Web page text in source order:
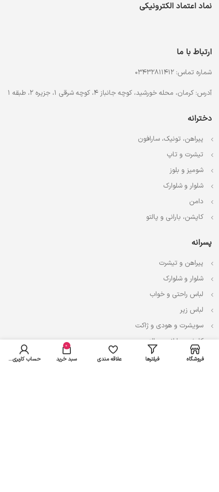
نماد اعتماد الکترونیکی
ارتباط با ما
شماره تماس: 03432811412
آدرس: کرمان، محله خورشید، کوچه جانباز 4، کوچه شرقی 1، جزیره 2، طبقه 1
دخترانه
پیراهن، تونیک، سارافون
تیشرت و تاپ
شومیز و بلوز
شلوار و شلوارک
دامن
کاپشن، بارانی و پالتو
پسرانه
پیراهن و تیشرت
شلوار و شلوارک
لباس راحتی و خواب
لباس زیر
سویشرت و هودی و ژاکت
کاپشن، بارانی و پالتو
فروشگاه فیلترها علاقه مندی
0
سبد خرید حساب کاربری من